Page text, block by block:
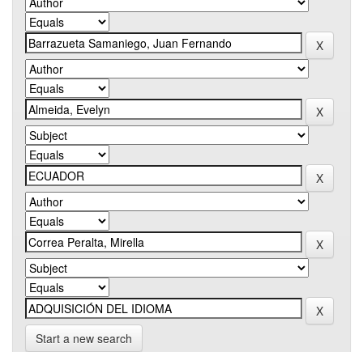
Start a new search